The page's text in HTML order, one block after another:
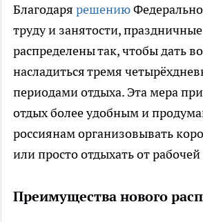
Благодаря решению
труду и занятости,
распределены так, чтобы дать
насладиться тремя
периодами отдыха. Эта мера
отдых более удобным и
россиянам организовывать
или просто отдыхать от рабочей
Преимущества нового